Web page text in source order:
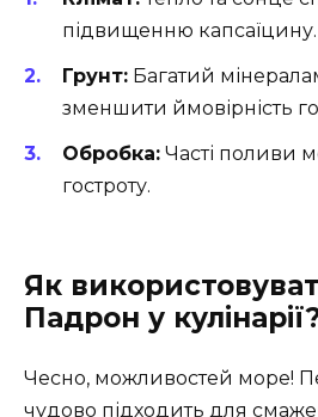
підвищенню капсаїцину.
Грунт: Багатий
зменшити ймовірність
Обробка: Часті поливи
гостроту.
Як
Падрон у
Чесно, можливостей море!
чудово підходить для